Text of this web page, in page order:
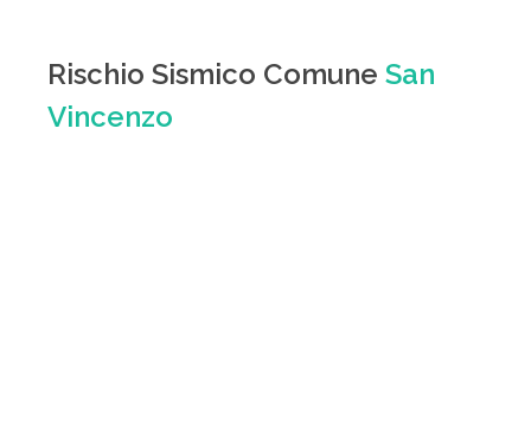
Rischio Sismico Comune San
Vincenzo